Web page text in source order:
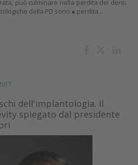
può culminare nella perdita dei denti.
della PD sono:● perdita...
dell'implantologia. Il
spiegato dal presidente